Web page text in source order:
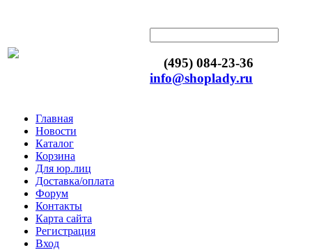
(495) 084-23-36
info@shoplady.ru
Главная
Новости
Каталог
Корзина
Для юр.лиц
Доставка/оплата
Форум
Контакты
Карта сайта
Регистрация
Вход